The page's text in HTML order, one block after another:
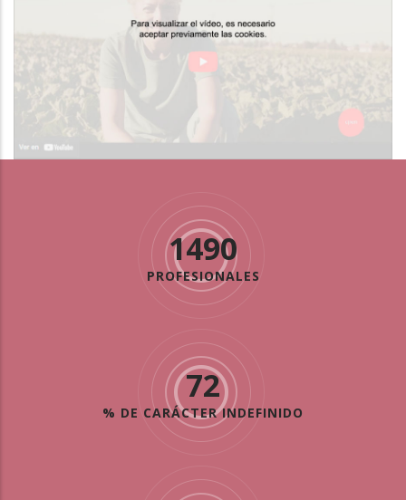
1490
PROFESIONALES
72
% DE CARÁCTER INDEFINIDO